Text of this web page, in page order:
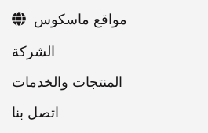
اتصل بنا
مواقع ماسكوس